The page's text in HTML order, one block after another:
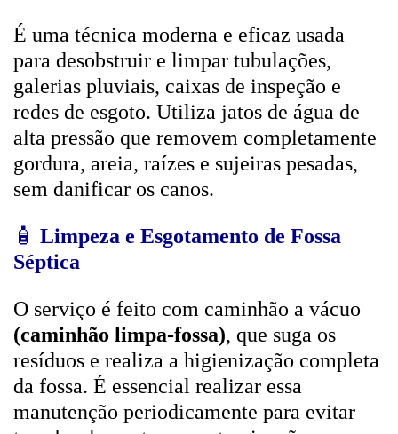
É uma técnica moderna e eficaz usada
para desobstruir e limpar tubulações,
galerias pluviais, caixas de inspeção e
redes de esgoto. Utiliza jatos de água de
alta pressão que removem completamente
gordura, areia, raízes e sujeiras pesadas,
sem danificar os canos.
🧴 Limpeza e Esgotamento de Fossa
Séptica
O serviço é feito com caminhão a vácuo
(caminhão limpa-fossa), que suga os
resíduos e realiza a higienização completa
da fossa. É essencial realizar essa
manutenção periodicamente para evitar